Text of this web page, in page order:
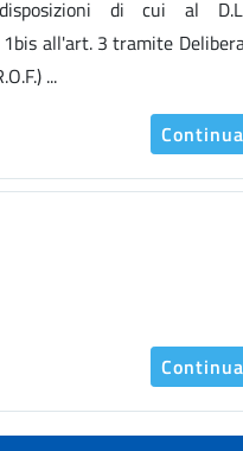
di cui al
all'art. 3 tramite
...
Continua
Continua